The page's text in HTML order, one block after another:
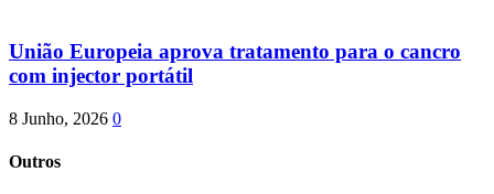
União Europeia aprova tratamento para o cancro
com injector portátil
8 Junho, 2026 0
Outros